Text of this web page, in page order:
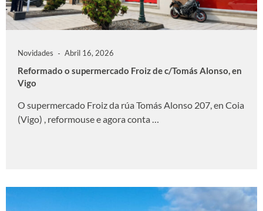
Novidades Abril 16, 2026
Reformado o supermercado Froiz de c/Tomás Alonso, en
Vigo
O supermercado Froiz da rúa Tomás Alonso 207, en Coia
(Vigo) , reformouse e agora conta …